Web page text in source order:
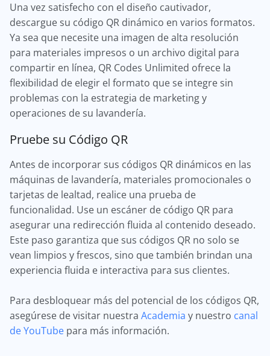
Una vez satisfecho con el diseño cautivador,
descargue su código QR dinámico en varios formatos.
Ya sea que necesite una imagen de alta resolución
para materiales impresos o un archivo digital para
compartir en línea, QR Codes Unlimited ofrece la
flexibilidad de elegir el formato que se integre sin
problemas con la estrategia de marketing y
operaciones de su lavandería.
Pruebe su Código QR
Antes de incorporar sus códigos QR dinámicos en las
máquinas de lavandería, materiales promocionales o
tarjetas de lealtad, realice una prueba de
funcionalidad. Use un escáner de código QR para
asegurar una redirección fluida al contenido deseado.
Este paso garantiza que sus códigos QR no solo se
vean limpios y frescos, sino que también brindan una
experiencia fluida e interactiva para sus clientes.
Para desbloquear más del potencial de los códigos QR,
asegúrese de visitar nuestra Academia y nuestro canal
de YouTube para más información.